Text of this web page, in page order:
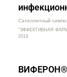
Сателлитный
"ЭФФЕКТИВНАЯ
2014
ВИФЕРОН®